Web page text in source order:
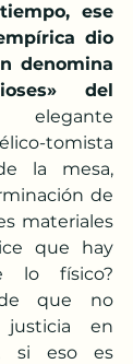
ese
dio
denomina
del
elegante
tomista
la mesa,
de
materiales
que hay
lo físico?
de que no
en
si eso es